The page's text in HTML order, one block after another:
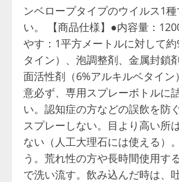
ンベロープタイプのウイルス1
い。 【商品仕様】●内容量：
やす：1平方メートルに対して
タイン）、泡調整剤、金属封鎖
面活性剤（6%アルキルベタイ
意必ず、専用スプレーボトルに
い。認知症の方などの誤飲を防
スプレーしない。目より高い所
ない（人工大理石には使える）
う。荒れ性の方や長時間使用す
で洗い流す。飲み込んだ時は、